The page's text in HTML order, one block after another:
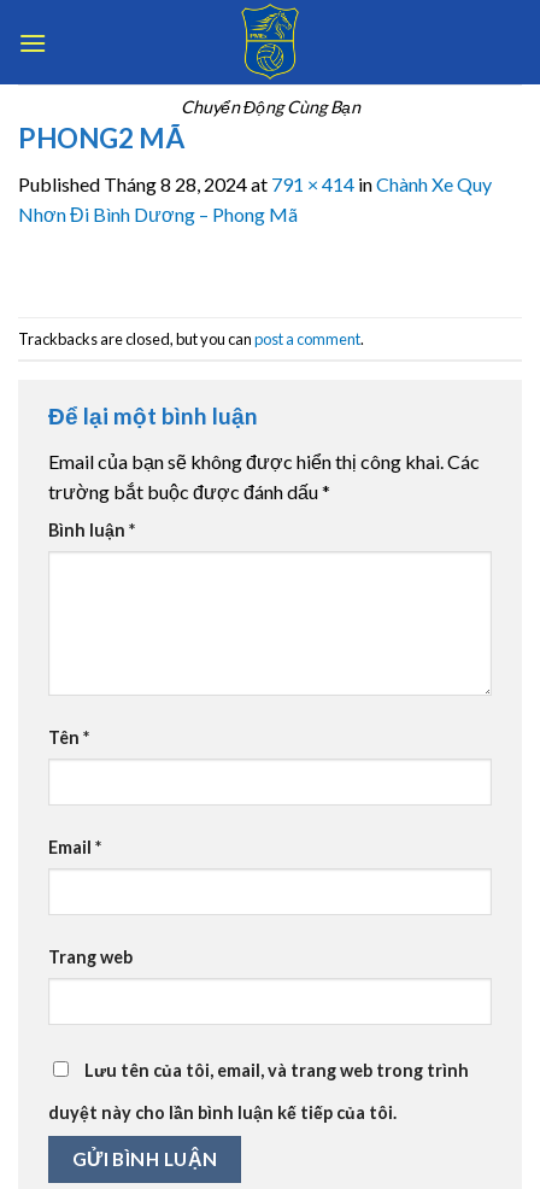
Chuyển Động Cùng Bạn
PHONG2 MÃ
Published Tháng 8 28, 2024at 791 × 414 inChành Xe Quy
Nhơn Đi Bình Dương – Phong Mã
Trackbacks are closed, but you canpost a comment.
Để lại một bình luận
Email của bạn sẽ không được hiển thị công khai.Các
trường bắt buộc được đánh dấu*
Bình luận *
Tên *
Email *
Trang web
Lưu tên của tôi, email, và trang web trong trình
duyệt này cho lần bình luận kế tiếp của tôi.